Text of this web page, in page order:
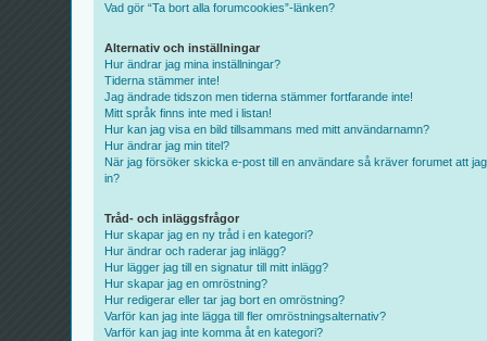
Vad gör “Ta bort alla forumcookies”-länken?
Alternativ och inställningar
Hur ändrar jag mina inställningar?
Tiderna stämmer inte!
Jag ändrade tidszon men tiderna stämmer fortfarande inte!
Mitt språk finns inte med i listan!
Hur kan jag visa en bild tillsammans med mitt användarnamn?
Hur ändrar jag min titel?
När jag försöker skicka e-post till en användare så kräver forumet att
in?
Tråd- och inläggsfrågor
Hur skapar jag en ny tråd i en kategori?
Hur ändrar och raderar jag inlägg?
Hur lägger jag till en signatur till mitt inlägg?
Hur skapar jag en omröstning?
Hur redigerar eller tar jag bort en omröstning?
Varför kan jag inte lägga till fler omröstningsalternativ?
Varför kan jag inte komma åt en kategori?